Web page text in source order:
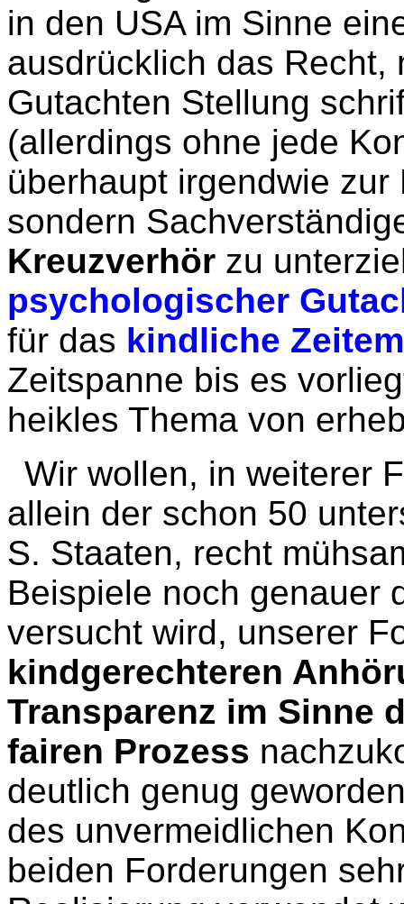
in den USA im Sinne
ausdrücklich das Recht,
Gutachten Stellung
(allerdings ohne jede
überhaupt irgendwie
sondern
Kreuzverhör zu
psychologischer
für das kindliche
Zeitspanne bis es
heikles Thema von
Wir wollen, in weiterer
allein der schon 50
S. Staaten, recht
Beispiele noch genauer
versucht wird, unserer
kindgerechteren
Transparenz im Sinne
fairen Prozess
deutlich genug
des unvermeidlichen
beiden Forderungen